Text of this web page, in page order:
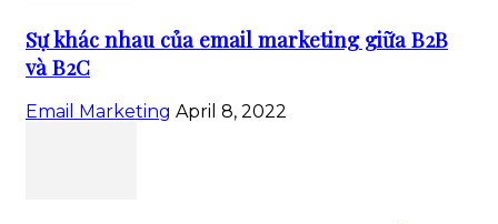
Sự khác nhau của email marketing giữa B2B
và B2C
Email Marketing April 8, 2022